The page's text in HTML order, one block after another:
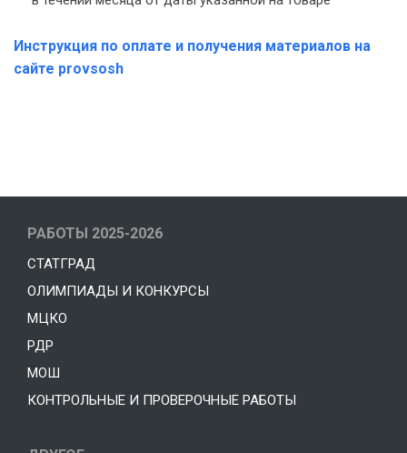
Инструкция по оплате и получения материалов на
сайте provsosh
РАБОТЫ 2025-2026
СТАТГРАД
ОЛИМПИАДЫ И КОНКУРСЫ
МЦКО
РДР
МОШ
КОНТРОЛЬНЫЕ И ПРОВЕРОЧНЫЕ РАБОТЫ